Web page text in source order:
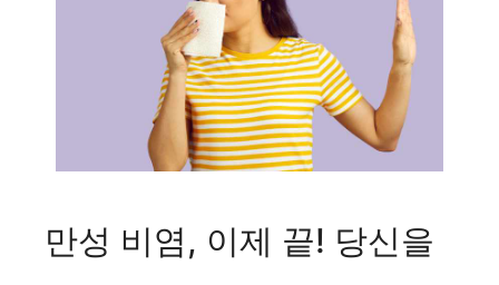
만성 비염, 이제 끝! 당신을